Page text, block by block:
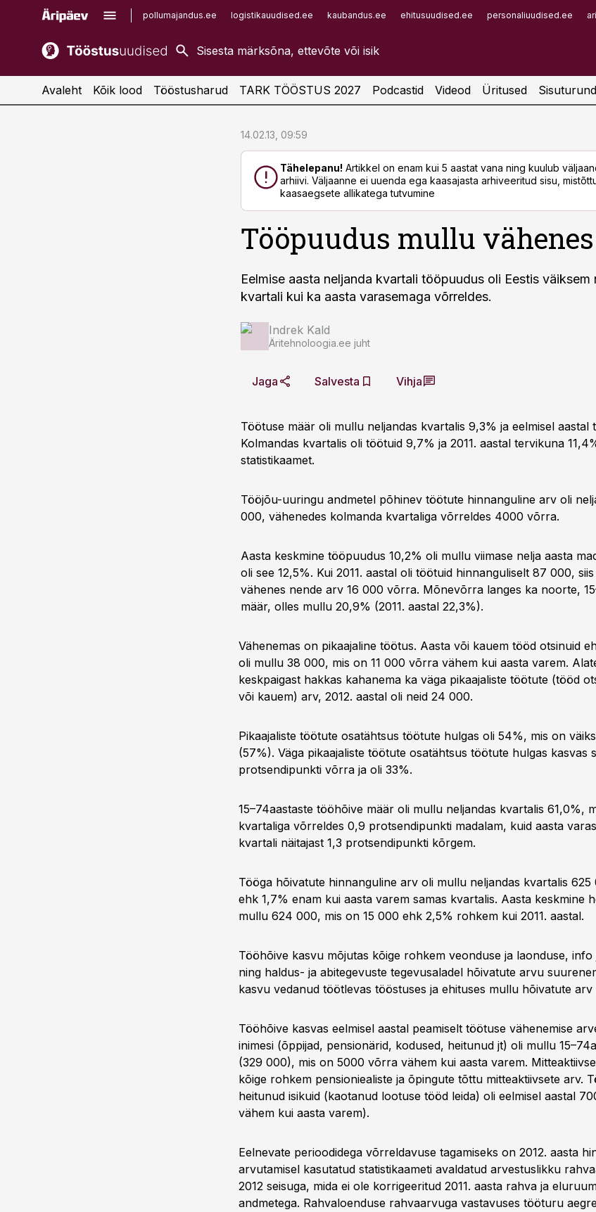
pollumajandus.ee logistikauudised.ee kaubandus.ee ehitusuudised.ee personaliuudised.ee
kaubandus.ee
kinnisvarauudised.ee
imelineajalugu.ee
Infopank
Avaleht Kõik lood Tööstusharud TARK TÖÖSTUS 2027 Podcastid Videod Üritused
14.02.13, 09:59
Tähelepanu! Artikkel on enam kui 5 aastat vana ning kuulub
arhiivi. Väljaanne ei uuenda ega kaasajasta arhiveeritud sisu,
kaasaegsete allikatega tutvumine
Tööpuudus mullu vähenes
Eelmise aasta neljanda kvartali tööpuudus oli Eestis väiksem
kvartali kui ka aasta varasemaga võrreldes.
Indrek Kald
Äritehnoloogia.ee juht
Jaga Salvesta Vihja
Töötuse määr oli mullu neljandas kvartalis 9,3% ja eelmisel aastal
Kolmandas kvartalis oli töötuid 9,7% ja 2011. aastal tervikuna
statistikaamet.
Tööjõu-uuringu andmetel põhinev töötute hinnanguline arv oli
000, vähenedes kolmanda kvartaliga võrreldes 4000 võrra.
Aasta keskmine tööpuudus 10,2% oli mullu viimase nelja aasta
oli see 12,5%. Kui 2011. aastal oli töötuid hinnanguliselt 87 000,
vähenes nende arv 16 000 võrra. Mõnevõrra langes ka noorte,
määr, olles mullu 20,9% (2011. aastal 22,3%).
Vähenemas on pikaajaline töötus. Aasta või kauem tööd otsinuid
oli mullu 38 000, mis on 11 000 võrra vähem kui aasta varem.
keskpaigast hakkas kahanema ka väga pikaajaliste töötute (tööd
või kauem) arv, 2012. aastal oli neid 24 000.
Pikaajaliste töötute osatähtsus töötute hulgas oli 54%, mis on
(57%). Väga pikaajaliste töötute osatähtsus töötute hulgas kasvas
protsendipunkti võrra ja oli 33%.
15–74aastaste tööhõive määr oli mullu neljandas kvartalis 61,0%,
kvartaliga võrreldes 0,9 protsendipunkti madalam, kuid aasta
kvartali näitajast 1,3 protsendipunkti kõrgem.
Tööga hõivatute hinnanguline arv oli mullu neljandas kvartalis
ehk 1,7% enam kui aasta varem samas kvartalis. Aasta keskmine
mullu 624 000, mis on 15 000 ehk 2,5% rohkem kui 2011. aastal.
Tööhõive kasvu mõjutas kõige rohkem veonduse ja laonduse, info
ning haldus- ja abitegevuste tegevusaladel hõivatute arvu
kasvu vedanud töötlevas tööstuses ja ehituses mullu hõivatute arv
Tööhõive kasvas eelmisel aastal peamiselt töötuse vähenemise
inimesi (õppijad, pensionärid, kodused, heitunud jt) oli mullu
(329 000), mis on 5000 võrra vähem kui aasta varem.
kõige rohkem pensioniealiste ja õpingute tõttu mitteaktiivsete arv.
heitunud isikuid (kaotanud lootuse tööd leida) oli eelmisel aastal
vähem kui aasta varem).
Eelnevate perioodidega võrreldavuse tagamiseks on 2012. aasta
arvutamisel kasutatud statistikaameti avaldatud arvestuslikku
2012 seisuga, mida ei ole korrigeeritud 2011. aasta rahva ja
andmetega. Rahvaloenduse rahvaarvuga vastavuses tööturu